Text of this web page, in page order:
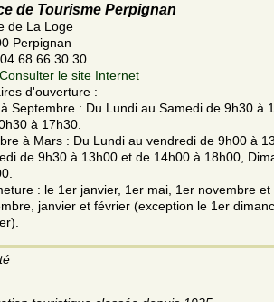
de Tourisme Perpignan
de La Loge
Perpignan
68 66 30 30
Consulter le site Internet
d'ouverture :
Septembre : Du Lundi au Samedi de 9h30 à
à 17h30.
à Mars : Du Lundi au vendredi de 9h00 à
de 9h30 à 13h00 et de 14h00 à 18h00,
: le 1er janvier, 1er mai, 1er novembre
janvier et février (exception le 1er